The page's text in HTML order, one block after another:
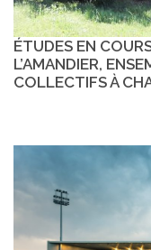
ÉTUDES EN
L’AMANDIER,
COLLECTIFS À